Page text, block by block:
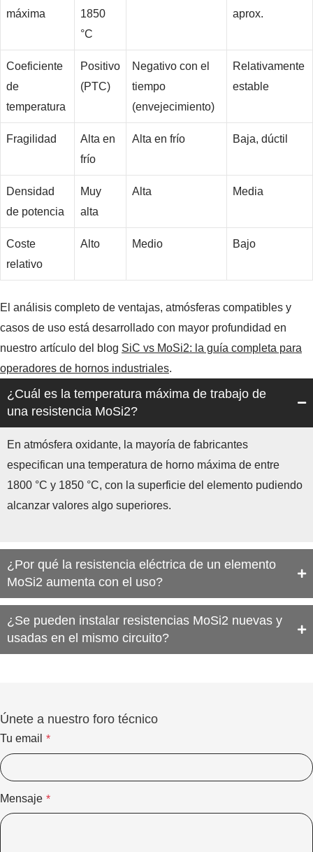
máxima
1850
°C
aprox.
Coeficiente
de
temperatura
Positivo
(PTC)
Negativo con el
tiempo
(envejecimiento)
Relativamente
estable
Fragilidad
Alta en
frío
Alta en frío Baja, dúctil
Densidad
de potencia
Muy
alta
Alta Media
Coste
relativo
Alto Medio Bajo
El análisis completo de ventajas, atmósferas compatibles y
casos de uso está desarrollado con mayor profundidad en
nuestro artículo del blog SiC vs MoSi2: la guía completa para
operadores de hornos industriales.
¿Cuál es la temperatura máxima de trabajo de
una resistencia MoSi2?
En atmósfera oxidante, la mayoría de fabricantes
especifican una temperatura de horno máxima de entre
1800 °C y 1850 °C, con la superficie del elemento pudiendo
alcanzar valores algo superiores.
¿Por qué la resistencia eléctrica de un elemento
MoSi2 aumenta con el uso?
¿Se pueden instalar resistencias MoSi2 nuevas y
usadas en el mismo circuito?
Únete a nuestro foro técnico
Tu email *
Mensaje *